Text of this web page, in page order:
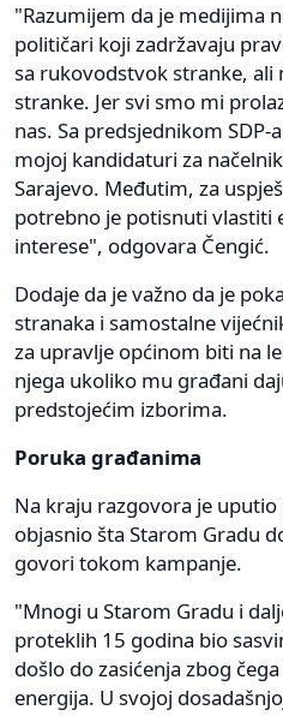
"Razumijem da je medijima
političari koji zadržavaju
sa rukovodstvok stranke, ali
stranke. Jer svi smo mi
nas. Sa predsjednikom
mojoj kandidaturi za
Sarajevo. Međutim, za
potrebno je potisnuti vlastiti
interese", odgovara Čengić.
Dodaje da je važno da je
stranaka i samostalne
za upravlje općinom biti na
njega ukoliko mu građani
predstojećim izborima.
Poruka građanima
Na kraju razgovora je
objasnio šta Starom Gradu
govori tokom kampanje.
"Mnogi u Starom Gradu i
proteklih 15 godina bio
došlo do zasićenja zbog
energija. U svojoj